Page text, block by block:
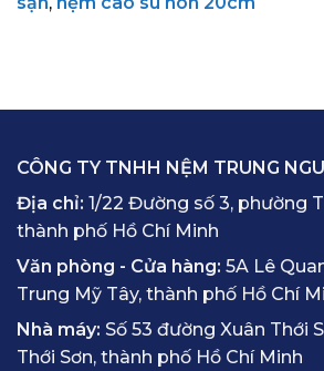
CÔNG TY TNHH NỆM TRUNG
Địa chỉ: 1/22 Đường số 3, phường
thành phố Hồ Chí Minh
Văn phòng - Cửa hàng: 5A Lê
Trung Mỹ Tây, thành phố Hồ Chí
Nhà máy: Số 53 đường Xuân Thới
Thới Sơn, thành phố Hồ Chí Minh